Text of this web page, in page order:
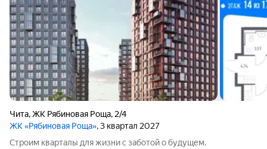
Чита,ЖК Рябиновая Роща, 2/4
ЖК «Рябиновая Роща», 3 квартал 2027
Строим кварталы для жизни с заботой о будущем.